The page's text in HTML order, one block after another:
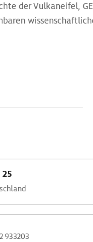
der Vulkaneifel,
933203